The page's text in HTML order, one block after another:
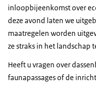
inloopbijeenkomst over
deze avond laten we
maatregelen worden
ze straks in het landschap
Heeft u vragen over
faunapassages of de